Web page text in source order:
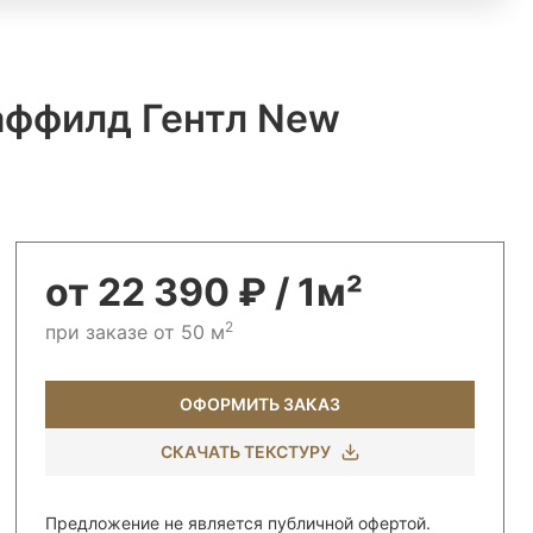
Гентл New
от 22 390 ₽ / 1м²
при заказе от 50 м2
ОФОРМИТЬ ЗАКАЗ
СКАЧАТЬ ТЕКСТУРУ
Предложение не является публичной офертой.